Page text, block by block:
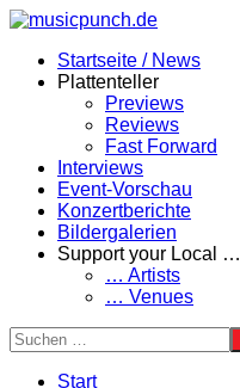
Zum
springenStartseite / News
Plattenteller
Previews
Reviews
Fast Forward
Interviews
Event-Vorschau
Konzertberichte
Bildergalerien
Support your Local …
… Artists
… Venues
Start